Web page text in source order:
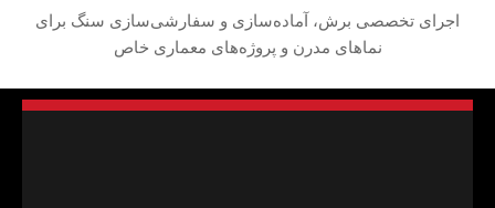
اجرای تخصصی برش، آماده‌سازی و سفارشی‌سازی سنگ برای
نماهای مدرن و پروژه‌های معماری خاص